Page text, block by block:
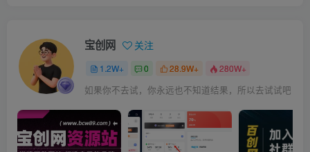
宝创网 关注
1.2W+ 0 28.9W+ 280W+
如果你不去试，你永远也不知道结果，所以去试试吧